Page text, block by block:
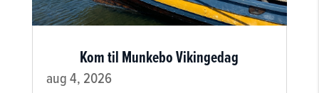
Kom til Munkebo Vikingedag
aug 4, 2026